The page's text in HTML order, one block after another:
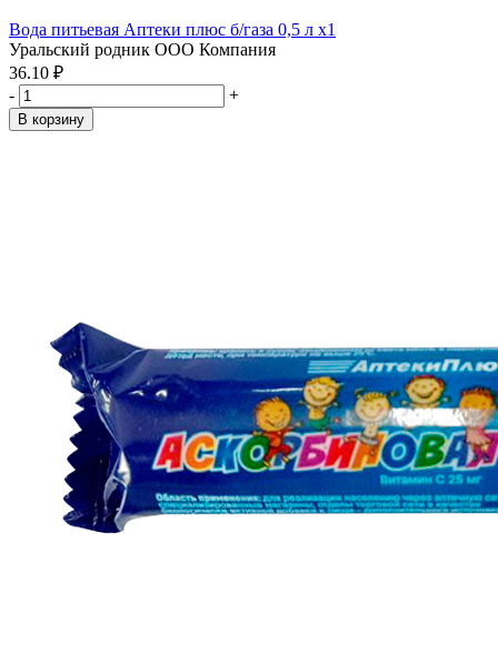
Вода питьевая Аптеки плюс б/газа 0,5 л x1
Уральский родник ООО Компания
36.10 ₽
-
+
В корзину